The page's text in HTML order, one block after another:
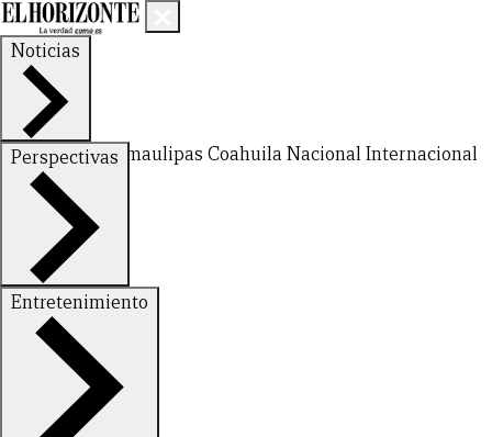
Noticias
Nuevo LeónTamaulipas Coahuila NacionalInternacional
Perspectivas
FinanzasOpinión
Entretenimiento